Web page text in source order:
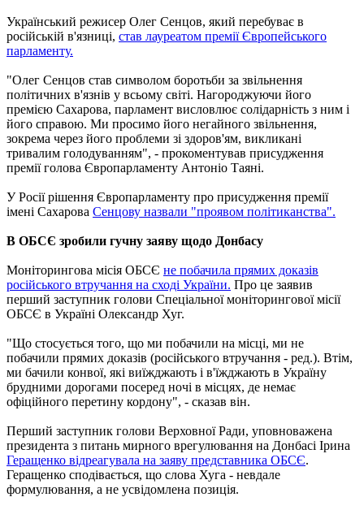
Український режисер Олег Сенцов, який перебуває в
російській в'язниці, став лауреатом премії Європейського
парламенту.
"Олег Сенцов став символом боротьби за звільнення
політичних в'язнів у всьому світі. Нагороджуючи його
премією Сахарова, парламент висловлює солідарність з ним і
його справою. Ми просимо його негайного звільнення,
зокрема через його проблеми зі здоров'ям, викликані
тривалим голодуванням", - прокоментував присудження
премії голова Європарламенту Антоніо Таяні.
У Росії рішення Європарламенту про присудження премії
імені Сахарова Сенцову назвали "проявом політиканства".
В ОБСЄ зробили гучну заяву щодо Донбасу
Моніторингова місія ОБСЄ не побачила прямих доказів
російського втручання на сході України. Про це заявив
перший заступник голови Спеціальної моніторингової місії
ОБСЄ в Україні Олександр Хуг.
"Що стосується того, що ми побачили на місці, ми не
побачили прямих доказів (російського втручання - ред.). Втім,
ми бачили конвої, які виїжджають і в'їжджають в Україну
брудними дорогами посеред ночі в місцях, де немає
офіційного перетину кордону", - сказав він.
Перший заступник голови Верховної Ради, уповноважена
президента з питань мирного врегулювання на Донбасі Ірина
Геращенко відреагувала на заяву представника ОБСЄ.
Геращенко сподівається, що слова Хуга - невдале
формулювання, а не усвідомлена позиція.